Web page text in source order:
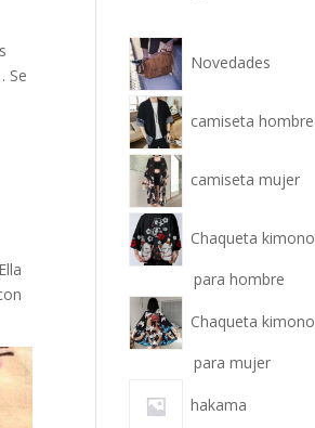
Se
Novedades
camiseta hombre
camiseta mujer
Chaqueta kimono
para hombre
Chaqueta kimono
para mujer
hakama